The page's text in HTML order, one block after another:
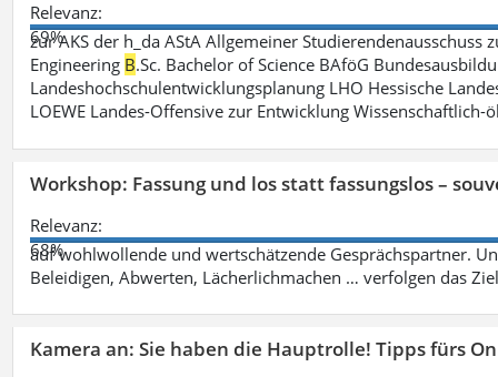
Relevanz:
69%
zur AKS der h_da AStA Allgemeiner Studierendenausschuss
Engineering B.Sc. Bachelor of Science BAföG
Landeshochschulentwicklungsplanung LHO Hessische
LOEWE Landes-Offensive zur Entwicklung Wissenschaftlich-
Workshop: Fassung und los statt fassungslos –
Relevanz:
68%
auf wohlwollende und wertschätzende Gesprächspartner.
Beleidigen, Abwerten, Lächerlichmachen … verfolgen das
Kamera an: Sie haben die Hauptrolle! Tipps fürs